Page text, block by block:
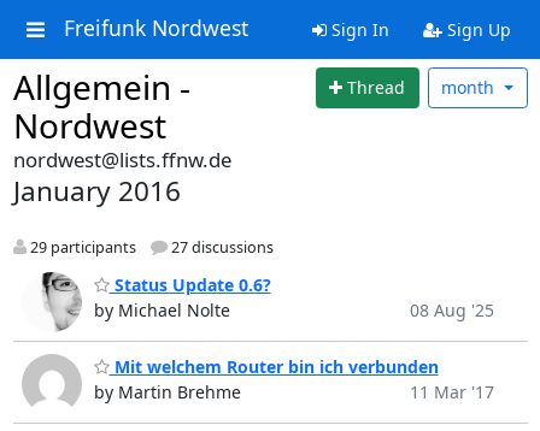
Freifunk Nordwest Sign In Sign Up
Allgemein -
Nordwest
Thread month
nordwest@lists.ffnw.de
January 2016
29 participants 27 discussions
Status Update 0.6?
by Michael Nolte
08 Aug '25
Mit welchem Router bin ich verbunden
by Martin Brehme
11 Mar '17